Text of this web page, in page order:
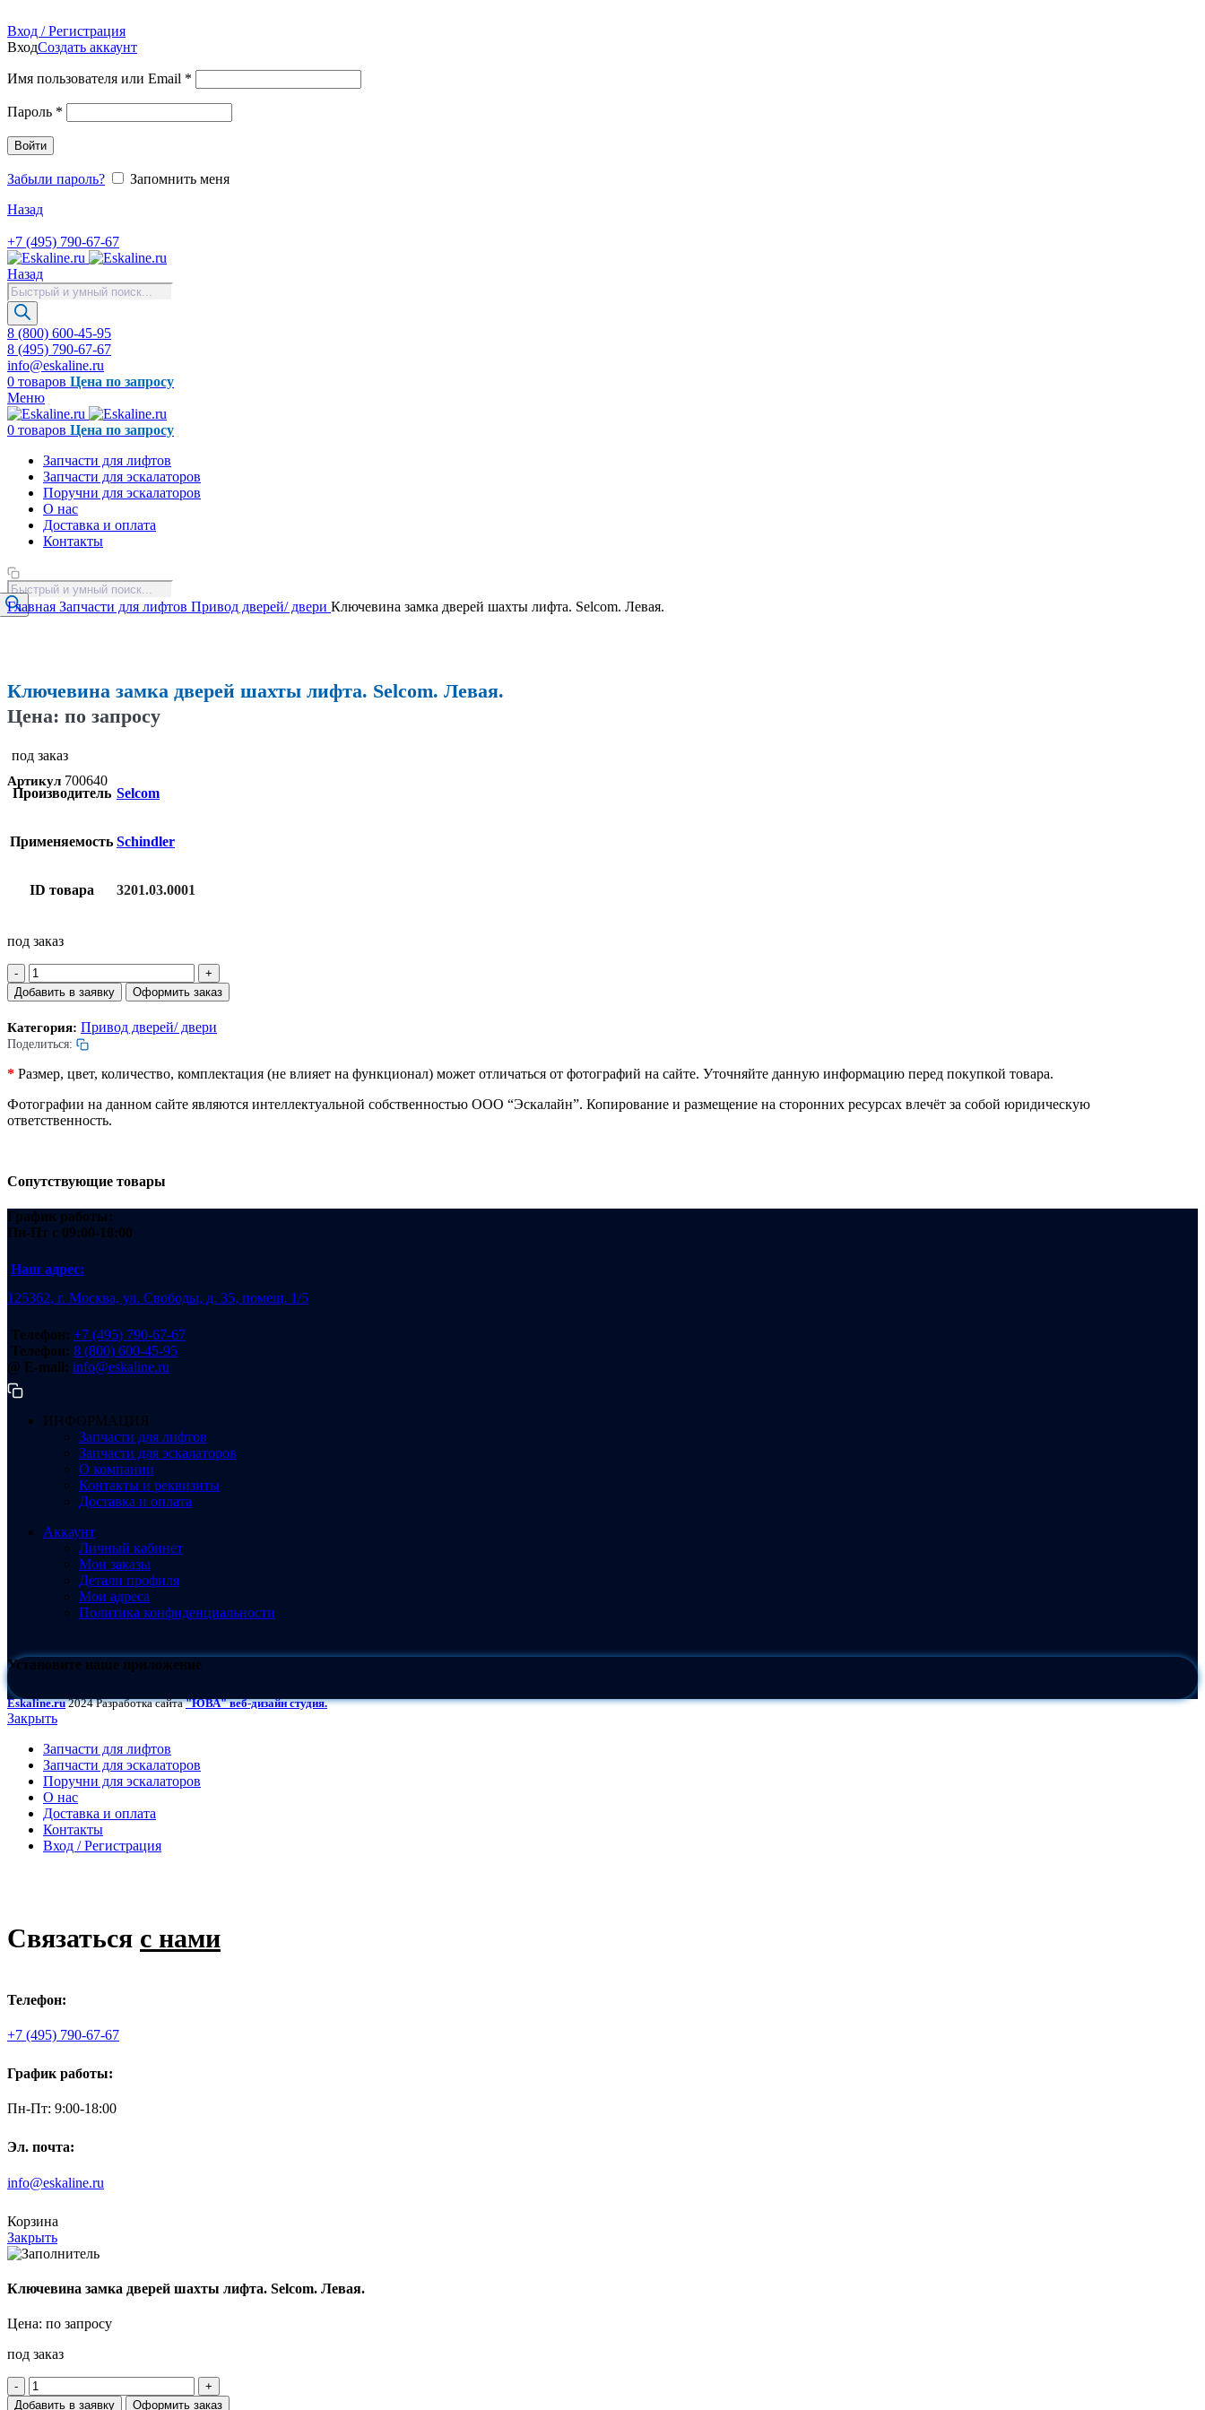
Вход / Регистрация
ВходСоздать аккаунт
Имя пользователя или Email *
Пароль *
Войти
Забыли пароль?
Запомнить меня
Назад
+7 (495) 790-67-67
Назад
Поиск
товаров
8 (800) 600-45-95
8 (495) 790-67-67
info@eskaline.ru
0 товаров Цена по запросу
Меню
0 товаров Цена по запросу
Запчасти для лифтов
Запчасти для эскалаторов
Поручни для эскалаторов
О нас
Доставка и оплата
Контакты
Поиск
товаров
Главная Запчасти для лифтов Привод дверей/ двери Ключевина замка дверей шахты лифта. Selcom. Левая.
Ключевина замка дверей шахты лифта. Selcom. Левая.
Цена: по запросу
под заказ
Артикул 700640
Производитель Selcom
Применяемость Schindler
ID товара 3201.03.0001
под заказ
Количество
товара
Ключевина
дверей
шахты
Selcom.
Левая.
Добавить в заявку Оформить заказ
Категория: Привод дверей/ двери
Поделиться:
* Размер, цвет, количество, комплектация (не влияет на функционал) может отличаться от фотографий на сайте. Уточняйте данную информацию перед покупкой товара.
Фотографии на данном сайте являются интеллектуальной собственностью ООО “Эскалайн”. Копирование и размещение на сторонних ресурсах влечёт за собой юридическую
ответственность.
Сопутствующие товары
График работы:
Пн-Пт с 09:00-18:00
Наш адрес:
125362, г. Москва, ул. Свободы, д. 35, помещ. 1/5
Телефон: +7 (495) 790-67-67
Телефон: 8 (800) 600-45-95
@ E-mail: info@eskaline.ru
ИНФОРМАЦИЯ
Запчасти для лифтов
Запчасти для эскалаторов
О компании
Контакты и реквизиты
Доставка и оплата
Аккаунт
Личный кабинет
Мои заказы
Детали профиля
Мои адреса
Политика конфиденциальности
Установите наше приложение
Eskaline.ru 2024 Разработка сайта"ЮВА" веб-дизайн студия.
Закрыть
Запчасти для лифтов
Запчасти для эскалаторов
Поручни для эскалаторов
О нас
Доставка и оплата
Контакты
Вход / Регистрация
Связаться с нами
Телефон:
+7 (495) 790-67-67
График работы:
Пн-Пт: 9:00-18:00
Эл. почта:
info@eskaline.ru
Корзина
Закрыть
Ключевина замка дверей шахты лифта. Selcom. Левая.
Цена: по запросу
под заказ
Количество
товара
Добавить в заявку Оформить заказ